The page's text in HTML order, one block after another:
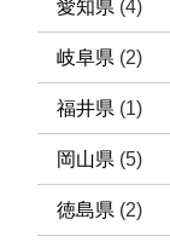
愛知県 (4)
岐阜県 (2)
福井県 (1)
岡山県 (5)
徳島県 (2)